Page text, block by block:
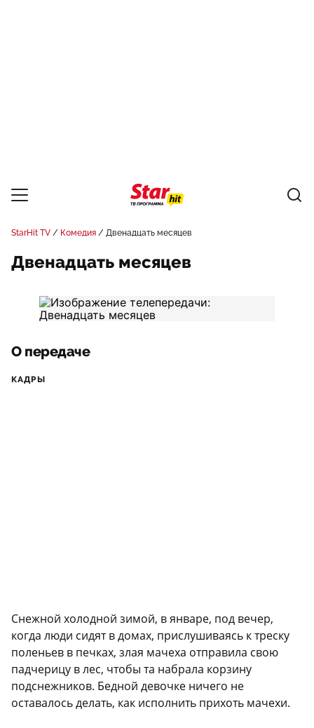
StarHit TV Комедия Двенадцать месяцев
Двенадцать месяцев
О передаче
КАДРЫ
Снежной холодной зимой, в январе, под вечер,
когда люди сидят в домах, прислушиваясь к треску
поленьев в печках, злая мачеха отправила свою
падчерицу в лес, чтобы та набрала корзину
подснежников. Бедной девочке ничего не
оставалось делать, как исполнить прихоть мачехи.